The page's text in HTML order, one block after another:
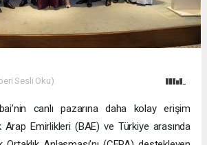
Sesli Oku)
canlı pazarına daha kolay erişim
Arap Emirlikleri (BAE) ve Türkiye arasında